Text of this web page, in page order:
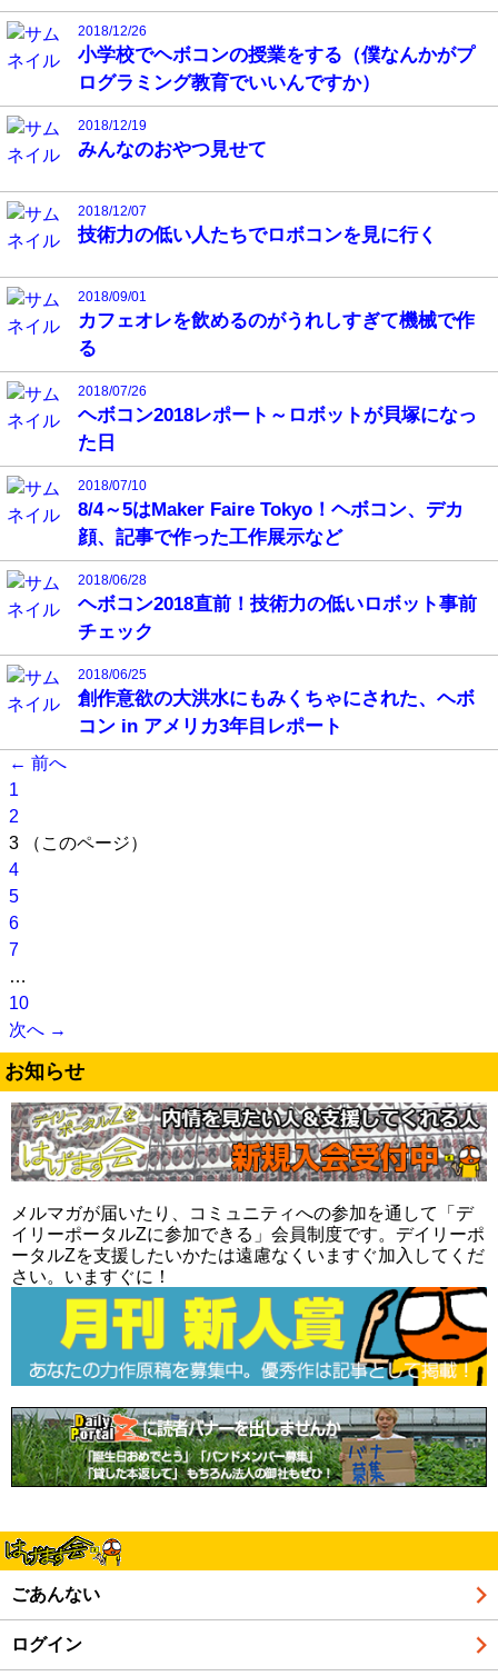
2018/12/26
小学校でヘボコンの授業をする（僕なんかがプ
ログラミング教育でいいんですか）
2018/12/19
みんなのおやつ見せて
2018/12/07
技術力の低い人たちでロボコンを見に行く
2018/09/01
カフェオレを飲めるのがうれしすぎて機械で作
る
2018/07/26
ヘボコン2018レポート～ロボットが貝塚になっ
た日
2018/07/10
8/4～5はMaker Faire Tokyo！ヘボコン、デカ
顔、記事で作った工作展示など
2018/06/28
ヘボコン2018直前！技術力の低いロボット事前
チェック
2018/06/25
創作意欲の大洪水にもみくちゃにされた、ヘボ
コン in アメリカ3年目レポート
← 前へ
1
2
3
（このページ）
4
5
6
7
…
10
次へ →
お知らせ
メルマガが届いたり、コミュニティへの参加を通して「デ
イリーポータルZに参加できる」会員制度です。デイリーポ
ータルZを支援したいかたは遠慮なくいますぐ加入してくだ
さい。いますぐに！
ごあんない
ログイン